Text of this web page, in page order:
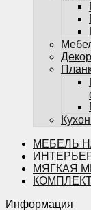
МЕБЕЛЬ
МЯГКАЯ
Информация